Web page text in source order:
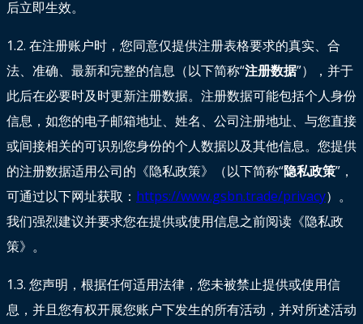
后立即生效。
1.2. 在注册账户时，您同意仅提供注册表格要求的真实、合
法、准确、最新和完整的信息（以下简称“注册数据”），并于
此后在必要时及时更新注册数据。注册数据可能包括个人身份
信息，如您的电子邮箱地址、姓名、公司注册地址、与您直接
或间接相关的可识别您身份的个人数据以及其他信息。您提供
的注册数据适用公司的《隐私政策》（以下简称“隐私政策”，
可通过以下网址获取： https://www.gsbn.trade/privacy）。
我们强烈建议并要求您在提供或使用信息之前阅读《隐私政
策》。
1.3. 您声明，根据任何适用法律，您未被禁止提供或使用信
息，并且您有权开展您账户下发生的所有活动，并对所述活动